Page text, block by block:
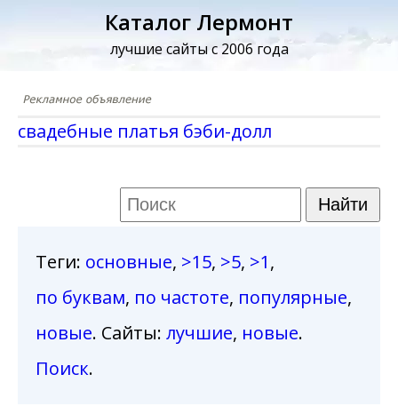
Каталог Лермонт
лучшие сайты с 2006 года
свадебные платья бэби-долл
Теги: основные, >15, >5, >1,
по буквам, по частоте, популярные,
новые. Сайты: лучшие, новые.
Поиск.